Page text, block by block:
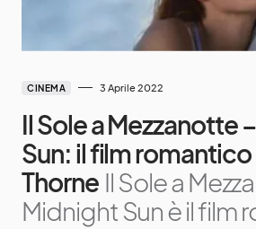
CINEMA 3 Aprile 2022
Il Sole a Mezzanotte
Sun: il film
Thorne Il Sole a
Midnight Sun è il film